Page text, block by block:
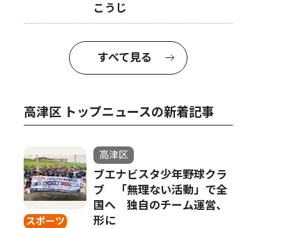
こうじ
すべて見る
高津区 トップニュースの新着記事
スポーツ
高津区
ブエナビスタ少年野球クラ
ブ 「無理ない活動」で全
国へ 独自のチーム運営、
形に